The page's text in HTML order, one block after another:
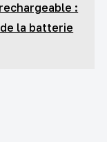
:
la batterie